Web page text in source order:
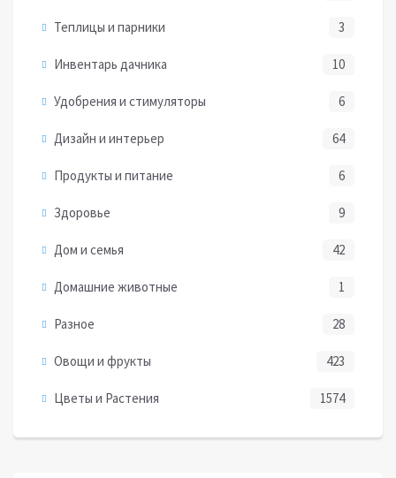
Теплицы и парники 3
Инвентарь дачника 10
Удобрения и стимуляторы 6
Дизайн и интерьер 64
Продукты и питание 6
Здоровье 9
Дом и семья 42
Домашние животные 1
Разное 28
Овощи и фрукты 423
Цветы и Растения 1574